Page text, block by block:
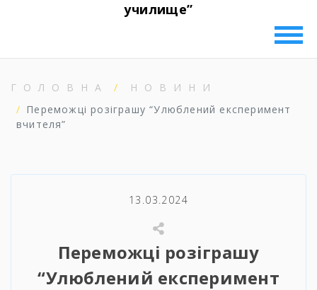
училище”
ГОЛОВНА
НОВИНИ
Переможці розіграшу “Улюблений експеримент
вчителя”
13.03.2024
Переможці розіграшу
“Улюблений експеримент